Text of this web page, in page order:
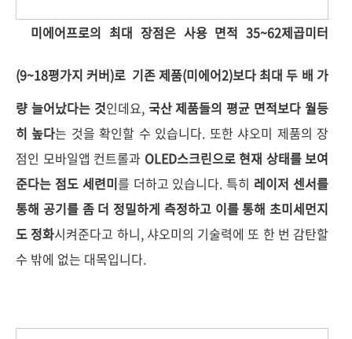
미에어프로의 최대 장점은 사용 면적 35~62제곱미터
(9~18평가지 커버)로 기존 제품(미에어2)보다 최대 두 배 가
량 늘어났다는 것인데요, 국산 제품들의 평균 면적보다 월등
히 높다는 것을 확인할 수 있습니다. 또한 샤오미 제품의 장
점인 모바일앱 컨트롤과 OLED스크린으로 현재 상태를 보여
준다는 점도 세련미를 더하고 있습니다. 특히 레이저 센서를
통해 공기를 좀 더 정밀하게 측정하고 이를 통해 초미세먼지
도 정화시켜준다고 하니, 샤오미의 기술력에 또 한 번 감탄할
수 밖에 없는 대목입니다.